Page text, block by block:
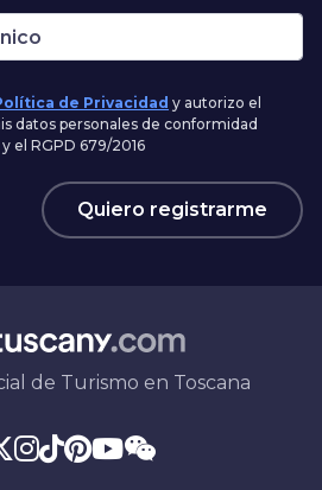
de Privacidad y autorizo el
datos personales de conformidad
el RGPD 679/2016
Quiero registrarme
de Turismo en Toscana